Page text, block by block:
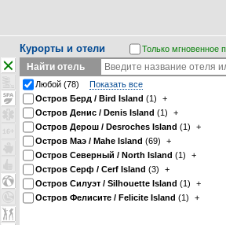
Только мгновенное
Курорты и отели
Найти отель
Любой (78)
Показать все
Остров Берд / Bird Island (1)
+
Остров Денис / Denis Island (1)
+
Остров Дерош / Desroches Island (1)
+
Остров Маэ / Mahe Island (69)
+
Остров Северный / North Island (1)
+
Остров Серф / Cerf Island (3)
+
Остров Силуэт / Silhouette Island (1)
+
Остров Фелисите / Felicite Island (1) +